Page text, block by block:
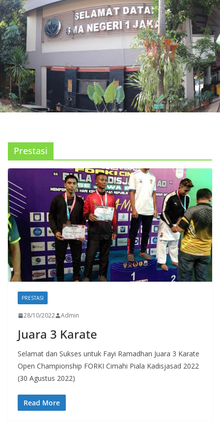
Prestasi
PRESTASI
28/10/2022 Admin
Juara 3 Karate
Selamat dan Sukses untuk Fayi Ramadhan Juara 3 Karate
Open Championship FORKI Cimahi Piala Kadisjasad 2022
(30 Agustus 2022)
Read More